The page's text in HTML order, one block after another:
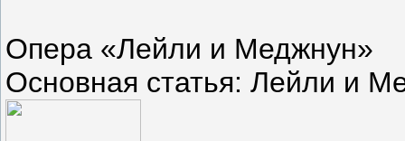
Опера «Лейли и Меджнун»
Основная статья: Лейли и